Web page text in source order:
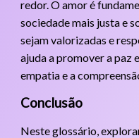
redor. O amor é
sociedade mais justa e
sejam valorizadas e
ajuda a promover a paz
empatia e a
Conclusão
Neste glossário,